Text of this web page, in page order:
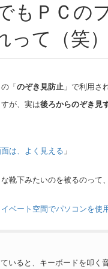
もＰＣの
て（笑）
「 のぞき見防止 」で利用さ
が、実は後ろからのぞき見
は、よく見える 」
靴下みたいのを被るのって
ベート空間でパソコンを使
いると、キーボードを叩く